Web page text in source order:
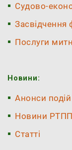
Судово-
Послуги
Новини:
Анонси подій
Новини РТПП
Статті